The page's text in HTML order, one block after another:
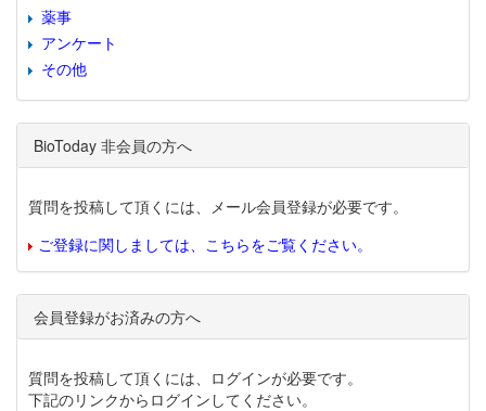
薬事
アンケート
その他
BioToday 非会員の方へ
質問を投稿して頂くには、メール会員登録が必要です。
ご登録に関しましては、こちらをご覧ください。
会員登録がお済みの方へ
質問を投稿して頂くには、ログインが必要です。
下記のリンクからログインしてください。